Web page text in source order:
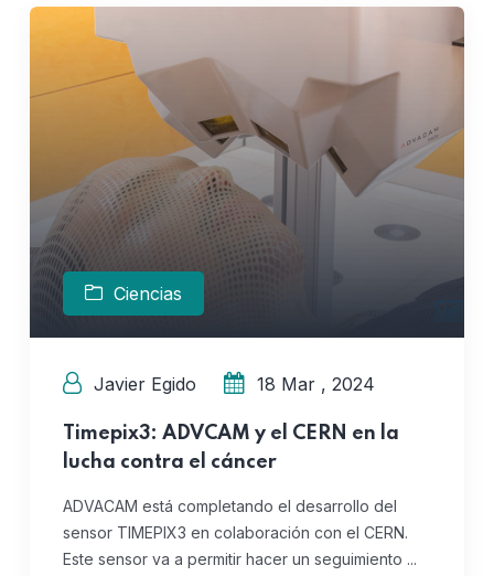
Ciencias
Javier Egido 18 Mar , 2024
Timepix3: ADVCAM y el CERN en la
lucha contra el cáncer
ADVACAM está completando el desarrollo del
sensor TIMEPIX3 en colaboración con el CERN.
Este sensor va a permitir hacer un seguimiento ...